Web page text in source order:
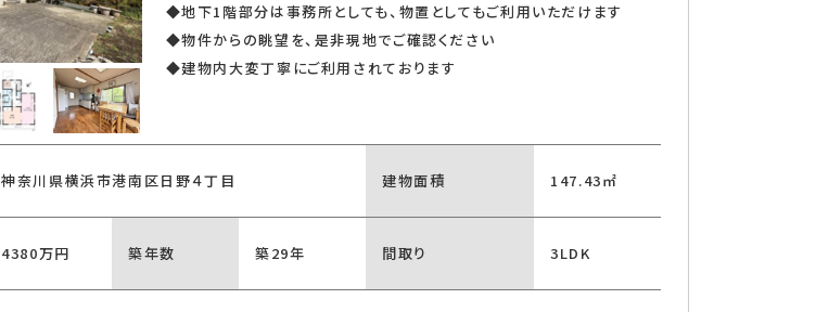
◆地下1階部分は事務所としても、物置としてもご利用いただけます
◆物件からの眺望を、是非現地でご確認ください
◆建物内大変丁寧にご利用されております
神奈川県横浜市港南区日野４丁目 建物面積 147.43㎡
4380万円 築年数 築29年 間取り 3LDK